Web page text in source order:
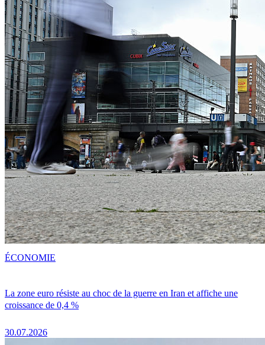
La zone euro résiste au choc de la guerre en Iran et affiche une
croissance de 0,4 %
30.07.2026
ÉCONOMIE